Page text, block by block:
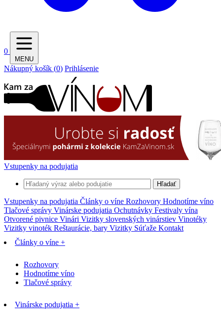
0
MENU
Nákupný košík (0) Prihlásenie
Vstupenky na podujatia
Hľadať
Vstupenky na podujatia Články o víne Rozhovory Hodnotíme víno
Tlačové správy Vinárske podujatia Ochutnávky Festivaly vína
Otvorené pivnice Vinári Vizitky slovenských vinárstiev Vinotéky
Vizitky vinoték Reštaurácie, bary Vizitky Súťaže Kontakt
Články o víne +
Rozhovory
Hodnotíme víno
Tlačové správy
Vinárske podujatia +